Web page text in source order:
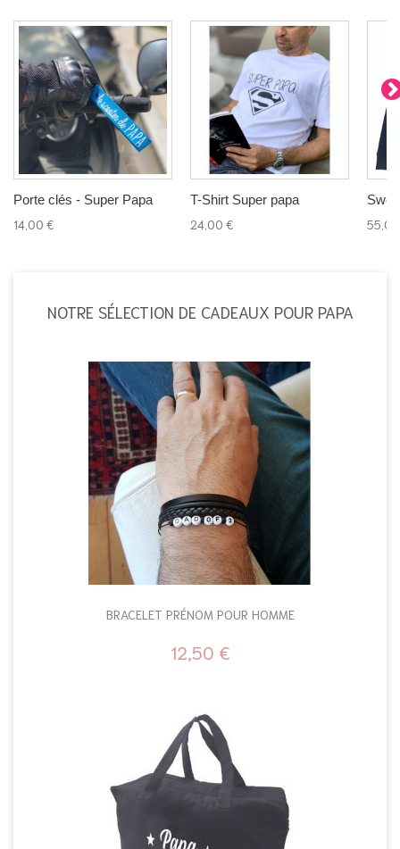
Porte clés - Super Papa
14,00 €
T-Shirt Super papa
24,00 €
NOTRE SÉLECTION DE CADEAUX POUR PAPA
BRACELET PRÉNOM POUR HOMME
12,50 €